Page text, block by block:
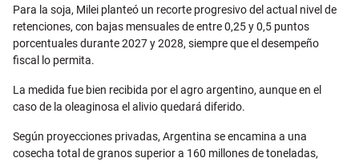
Para la soja, Milei planteó un recorte progresivo del actual nivel de
retenciones, con bajas mensuales de entre 0,25 y 0,5 puntos
porcentuales durante 2027 y 2028, siempre que el desempeño
fiscal lo permita.
La medida fue bien recibida por el agro argentino, aunque en el
caso de la oleaginosa el alivio quedará diferido.
Según proyecciones privadas, Argentina se encamina a una
cosecha total de granos superior a 160 millones de toneladas,